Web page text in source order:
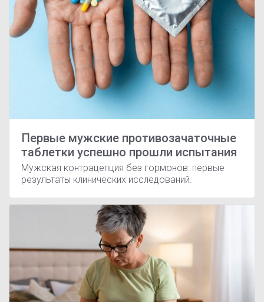
Первые мужские противозачаточные
таблетки успешно прошли испытания
Мужская контрацепция без гормонов: первые
результаты клинических исследований.